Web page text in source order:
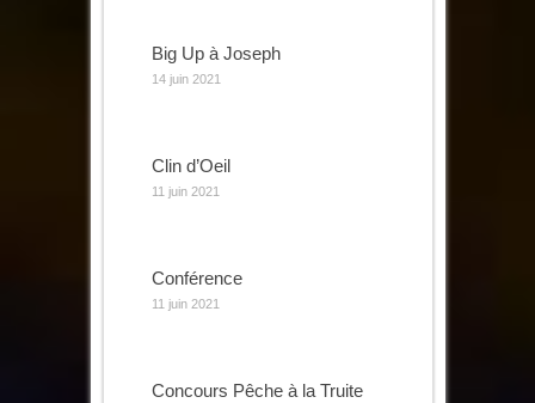
Big Up à Joseph
14 juin 2021
Clin d’Oeil
11 juin 2021
Conférence
11 juin 2021
Concours Pêche à la Truite